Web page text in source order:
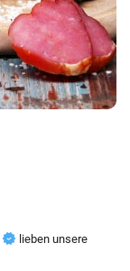
lieben unsere